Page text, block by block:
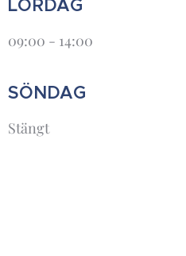
LÖRDAG
09:00 - 14:00
SÖNDAG
Stängt